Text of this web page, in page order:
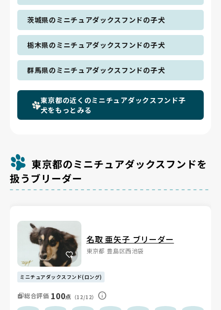
茨城県のミニチュアダックスフンドの子犬
栃木県のミニチュアダックスフンドの子犬
群馬県のミニチュアダックスフンドの子犬
東京都の近くのミニチュアダックスフンド子
犬をもっとみる
東京都のミニチュアダックスフンドを
扱うブリーダー
名取 亜矢子 ブリーダー
東京都 豊島区西池袋
ミニチュアダックスフンド(ロング)
総合評価 100点 （12/12）